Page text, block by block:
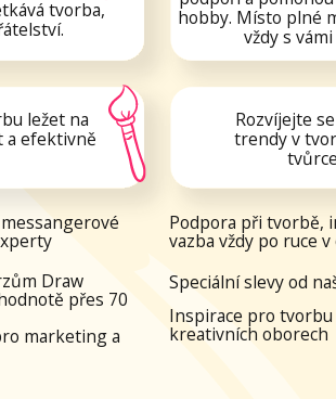
Podpora při tvorbě, inspirace a
vazba vždy po ruce v online chatu
70
Speciální slevy od našich partnerů
Inspirace pro tvorbu ve více než 50
kreativních oborech
se ke komunitě
trendy v tvorbě,
tvůrce a co teď frčí!